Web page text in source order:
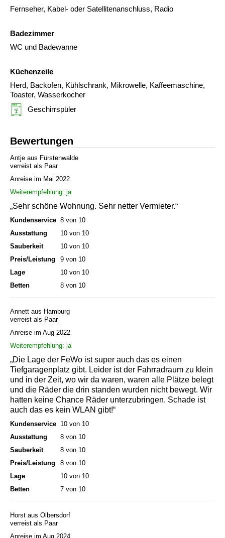
Fernseher, Kabel- oder Satellitenanschluss, Radio
Badezimmer
WC und Badewanne
Küchenzeile
Herd, Backofen, Kühlschrank, Mikrowelle, Kaffeemaschine,
Toaster, Wasserkocher
Geschirrspüler
Bewertungen
Antje aus Fürstenwalde
verreist als Paar
Anreise im Mai 2022
Weiterempfehlung: ja
„Sehr schöne Wohnung. Sehr netter Vermieter.“
Kundenservice 8 von 10
Ausstattung
10 von 10
Sauberkeit
10 von 10
Preis/Leistung
9 von 10
Lage
10 von 10
Betten
8 von 10
Annett aus Hamburg
verreist als Paar
Anreise im Aug 2022
Weiterempfehlung: ja
„Die Lage der FeWo ist super auch das es einen
Tiefgaragenplatz gibt. Leider ist der Fahrradraum zu klein
und in der Zeit, wo wir da waren, waren alle Plätze belegt
und die Räder die drin standen wurden nicht bewegt. Wir
hatten keine Chance Räder unterzubringen. Schade ist
auch das es kein WLAN gibt!“
Kundenservice 10 von 10
Ausstattung
8 von 10
Sauberkeit
8 von 10
Preis/Leistung
8 von 10
Lage
10 von 10
Betten
7 von 10
Horst aus Olbersdorf
verreist als Paar
Anreise im Aug 2024